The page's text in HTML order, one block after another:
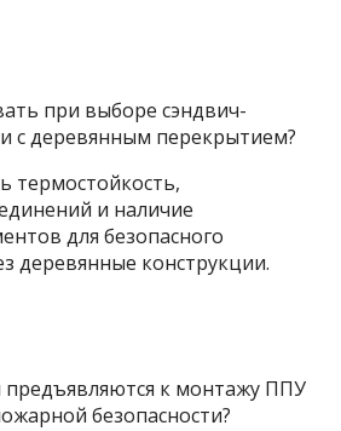
при выборе сэндвич-
с деревянным перекрытием?
термостойкость,
и наличие
для безопасного
деревянные конструкции.
предъявляются к монтажу ППУ
безопасности?